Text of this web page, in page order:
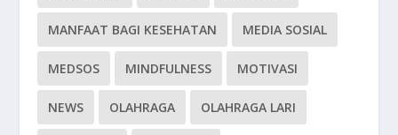
MANFAAT BAGI KESEHATAN MEDIA SOSIAL
MEDSOS MINDFULNESS MOTIVASI
NEWS OLAHRAGA OLAHRAGA LARI